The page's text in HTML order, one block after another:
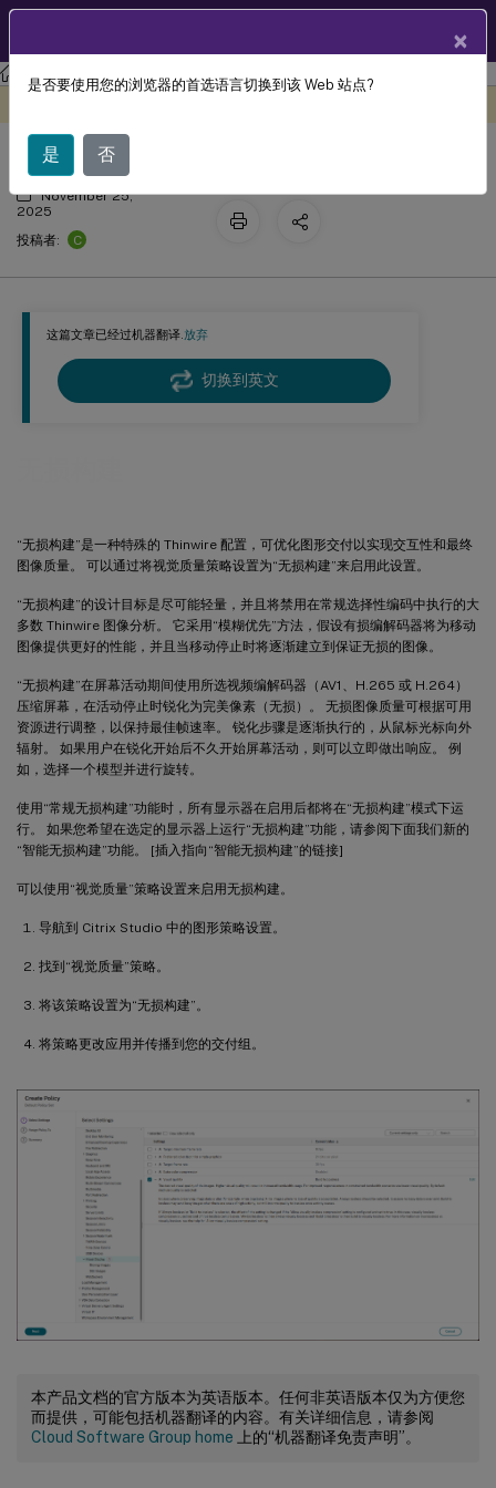
Citrix Virtual Apps and Desktops7 2511 Thinwire
这篇文章已经过机器翻译.放弃
切换到英文
“无损构建”是一种特殊的 Thinwire 配置，可优化图形交付以实现交互性和最终
图像质量。 可以通过将视觉质量策略设置为“无损构建”来启用此设置。
“无损构建”的设计目标是尽可能轻量，并且将禁用在常规选择性编码中执行的大
多数 Thinwire 图像分析。 它采用“模糊优先”方法，假设有损编解码器将为移动
图像提供更好的性能，并且当移动停止时将逐渐建立到保证无损的图像。
“无损构建”在屏幕活动期间使用所选视频编解码器（AV1、H.265 或 H.264）
压缩屏幕，在活动停止时锐化为完美像素（无损）。 无损图像质量可根据可用
资源进行调整，以保持最佳帧速率。 锐化步骤是逐渐执行的，从鼠标光标向外
辐射。 如果用户在锐化开始后不久开始屏幕活动，则可以立即做出响应。 例
如，选择一个模型并进行旋转。
使用“常规无损构建”功能时，所有显示器在启用后都将在“无损构建”模式下运
行。 如果您希望在选定的显示器上运行“无损构建”功能，请参阅下面我们新的
“智能无损构建”功能。 [插入指向“智能无损构建”的链接]
可以使用“视觉质量”策略设置来启用无损构建。
导航到 Citrix Studio 中的图形策略设置。
找到“视觉质量”策略。
将该策略设置为“无损构建”。
将策略更改应用并传播到您的交付组。
本产品文档的官方版本为英语版本。任何非英语版本仅为方便您
而提供，可能包括机器翻译的内容。有关详细信息，请参阅
Cloud Software Group home 上的“机器翻译免责声明”。
无损构建
November 25,
2025
投稿者:
C
×
是否要使用您的浏览器的首选语言切换到该 Web 站点?
是 否